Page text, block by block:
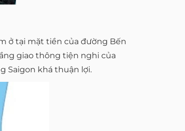
ở tại mặt tiền của đường Bến
giao thông tiện nghi của
Saigon khá thuận lợi.